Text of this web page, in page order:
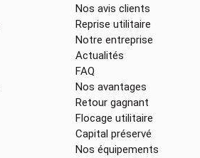
Nos avis clients
Reprise utilitaire
Notre entreprise
Actualités
FAQ
Nos avantages
Retour gagnant
Flocage utilitaire
Capital préservé
Nos équipements